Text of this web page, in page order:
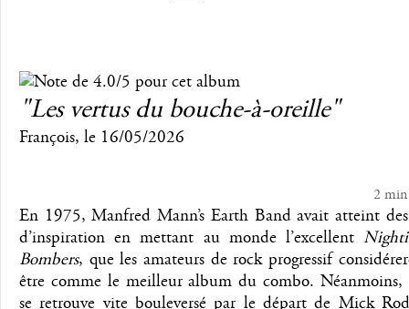
"Les vertus du bouche-à-oreille"
François, le 16/05/2026
2 min
En 1975, Manfred Mann’s Earth Band avait atteint
d’inspiration en mettant au monde l’excellent
Bombers, que les amateurs de rock progressif
être comme le meilleur album du combo. Néanmoins,
se retrouve vite bouleversé par le départ de Mick